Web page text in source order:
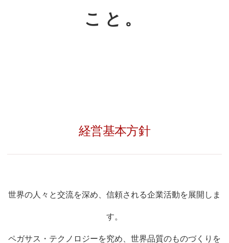
こと。
経営基本方針
世界の人々と交流を深め、信頼される企業活動を展開しま
す。
ペガサス・テクノロジーを究め、世界品質のものづくりを